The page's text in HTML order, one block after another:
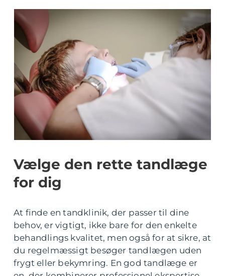
Vælge den rette tandlæge
for dig
At finde en tandklinik, der passer til dine
behov, er vigtigt, ikke bare for den enkelte
behandlings kvalitet, men også for at sikre, at
du regelmæssigt besøger tandlægen uden
frygt eller bekymring. En god tandlæge er